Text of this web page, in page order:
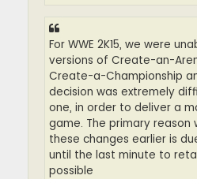
For WWE 2K15, we were
versions of Create-an-
Create-a-Championship
decision was extremely
one, in order to deliver a
game. The primary reason
these changes earlier is
until the last minute to
possible